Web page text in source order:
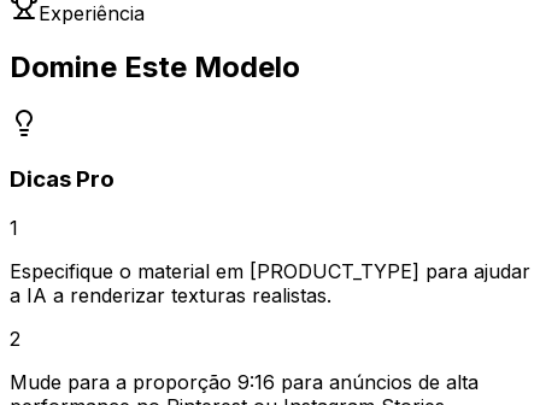
Experiência
Domine Este Modelo
Dicas Pro
1
Especifique o material em [PRODUCT_TYPE] para ajudar
a IA a renderizar texturas realistas.
2
Mude para a proporção 9:16 para anúncios de alta